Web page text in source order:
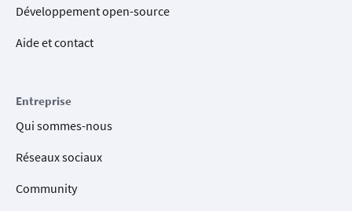
Développement open-source
Aide et contact
Entreprise
Qui sommes-nous
Réseaux sociaux
Community